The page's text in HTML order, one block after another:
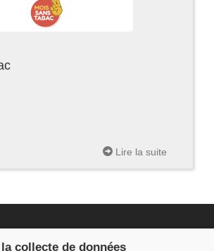
Lire la suite
collecte de données